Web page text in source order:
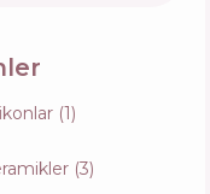
(1)
(3)